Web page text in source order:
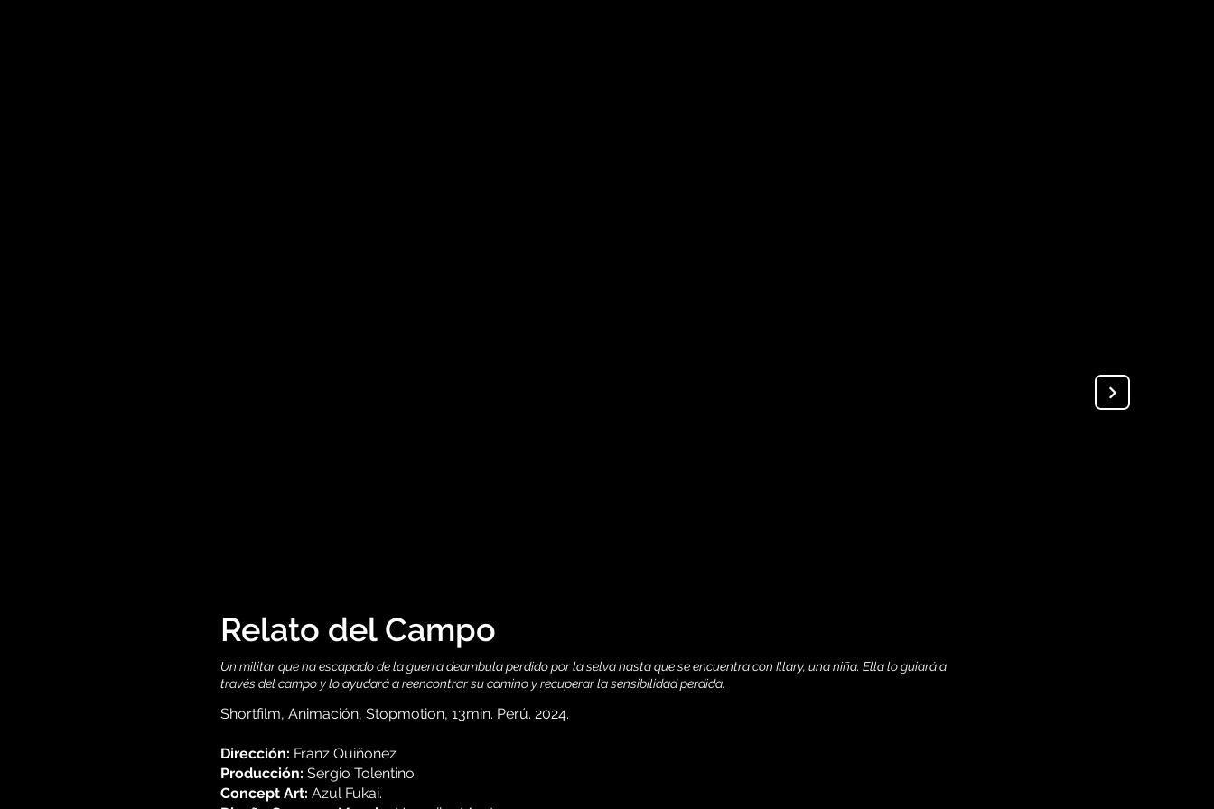
Relato del Campo
Un militar que ha escapado de la guerra deambula perdido por la selva hasta que se encuentra con Illary, una niña. Ella lo guiará a
través del campo y lo ayudará a reencontrar su camino y recuperar la sensibilidad perdida.
Shortfilm, Animación, Stopmotion, 13min. Perú. 2024.
Dirección: Franz Quiñonez
Producción: Sergio Tolentino.
Concept Art: Azul Fukai.